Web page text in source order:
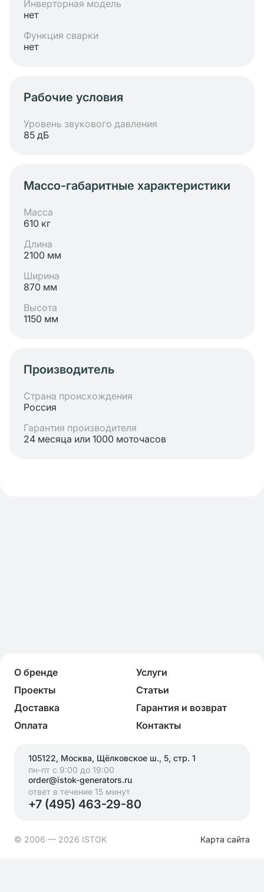
Инверторная модель
нет
Функция сварки
нет
Рабочие условия
Уровень звукового давления
85 дБ
Массо-габаритные характеристики
Масса
610 кг
Длина
2100 мм
Ширина
870 мм
Высота
1150 мм
Производитель
Страна происхождения
Россия
Гарантия производителя
24 месяца или 1000 моточасов
О бренде
Услуги
Проекты
Статьи
Доставка
Гарантия и возврат
Оплата
Контакты
105122, Москва, Щёлковское ш., 5, стр. 1
пн-пт с 9:00 до 19:00
order@istok-generators.ru
ответ в течение 15 минут
+7 (495) 463-29-80
© 2006 — 2026 ISTOK Карта сайта